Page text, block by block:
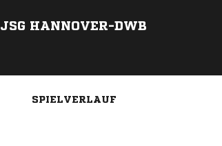
JSG HANNOVER-DWB
SPIELVERLAUF